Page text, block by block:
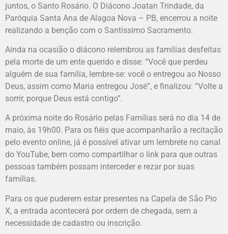
juntos, o Santo Rosário. O Diácono Joatan Trindade, da
Paróquia Santa Ana de Alagoa Nova – PB, encerrou a noite
realizando a benção com o Santíssimo Sacramento.
Ainda na ocasião o diácono relembrou as famílias desfeitas
pela morte de um ente querido e disse: “Você que perdeu
alguém de sua família, lembre-se: você o entregou ao Nosso
Deus, assim como Maria entregou José”, e finalizou: “Volte a
sorrir, porque Deus está contigo”.
A próxima noite do Rosário pelas Famílias será no dia 14 de
maio, às 19h00. Para os fiéis que acompanharão a recitação
pelo evento online, já é possível ativar um lembrete no canal
do YouTube, bem como compartilhar o link para que outras
pessoas também possam interceder e rezar por suas
famílias.
Para os que puderem estar presentes na Capela de São Pio
X, a entrada acontecerá por ordem de chegada, sem a
necessidade de cadastro ou inscrição.